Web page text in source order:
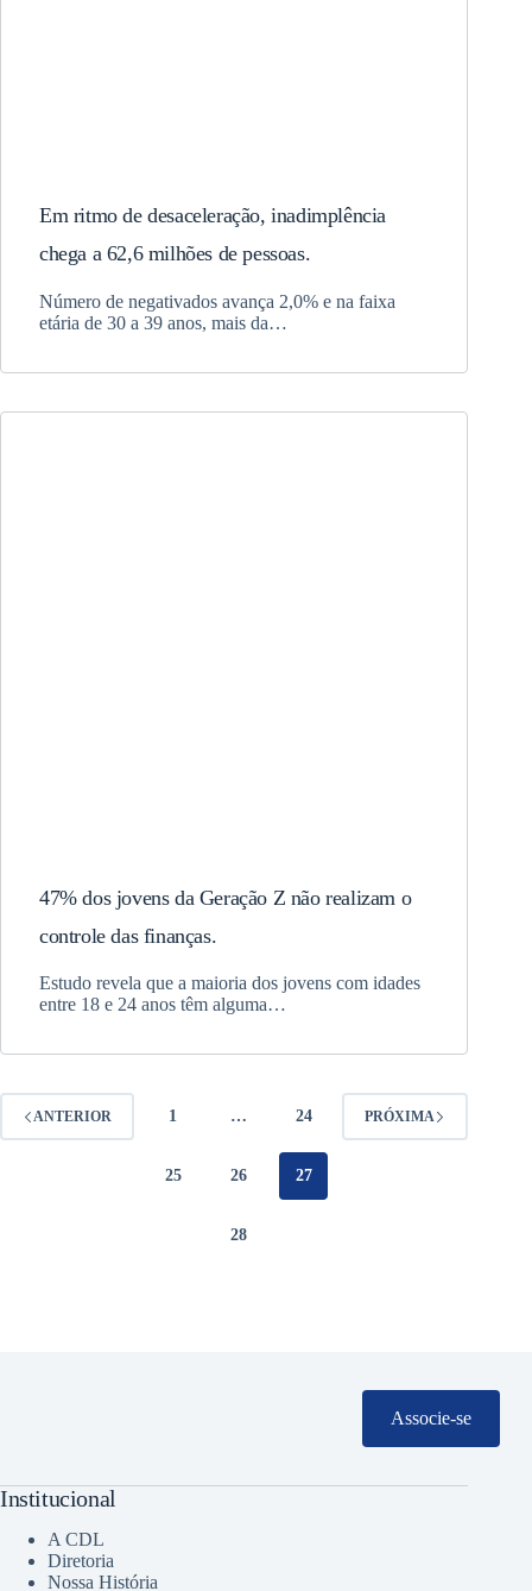
Em ritmo de desaceleração, inadimplência
chega a 62,6 milhões de pessoas.
Número de negativados avança 2,0% e na faixa
etária de 30 a 39 anos, mais da…
47% dos jovens da Geração Z não realizam o
controle das finanças.
Estudo revela que a maioria dos jovens com idades
entre 18 e 24 anos têm alguma…
ANTERIOR 1 … 24
25 26 27
28
PRÓXIMA
Associe-se
Institucional
A CDL
Diretoria
Nossa História